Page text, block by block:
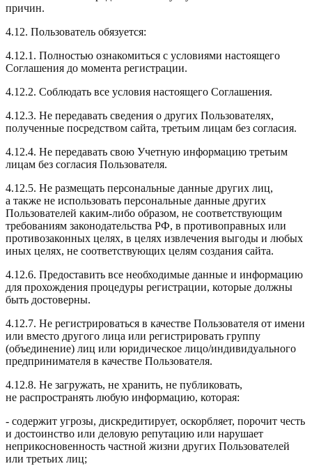
причин.
4.12. Пользователь обязуется:
4.12.1. Полностью ознакомиться с условиями настоящего
Соглашения до момента регистрации.
4.12.2. Соблюдать все условия настоящего Соглашения.
4.12.3. Не передавать сведения о других Пользователях,
полученные посредством сайта, третьим лицам без согласия.
4.12.4. Не передавать свою Учетную информацию третьим
лицам без согласия Пользователя.
4.12.5. Не размещать персональные данные других лиц,
а также не использовать персональные данные других
Пользователей каким-либо образом, не соответствующим
требованиям законодательства РФ, в противоправных или
противозаконных целях, в целях извлечения выгоды и любых
иных целях, не соответствующих целям создания сайта.
4.12.6. Предоставить все необходимые данные и информацию
для прохождения процедуры регистрации, которые должны
быть достоверны.
4.12.7. Не регистрироваться в качестве Пользователя от имени
или вместо другого лица или регистрировать группу
(объединение) лиц или юридическое лицо/индивидуального
предпринимателя в качестве Пользователя.
4.12.8. Не загружать, не хранить, не публиковать,
не распространять любую информацию, которая:
- содержит угрозы, дискредитирует, оскорбляет, порочит честь
и достоинство или деловую репутацию или нарушает
неприкосновенность частной жизни других Пользователей
или третьих лиц;